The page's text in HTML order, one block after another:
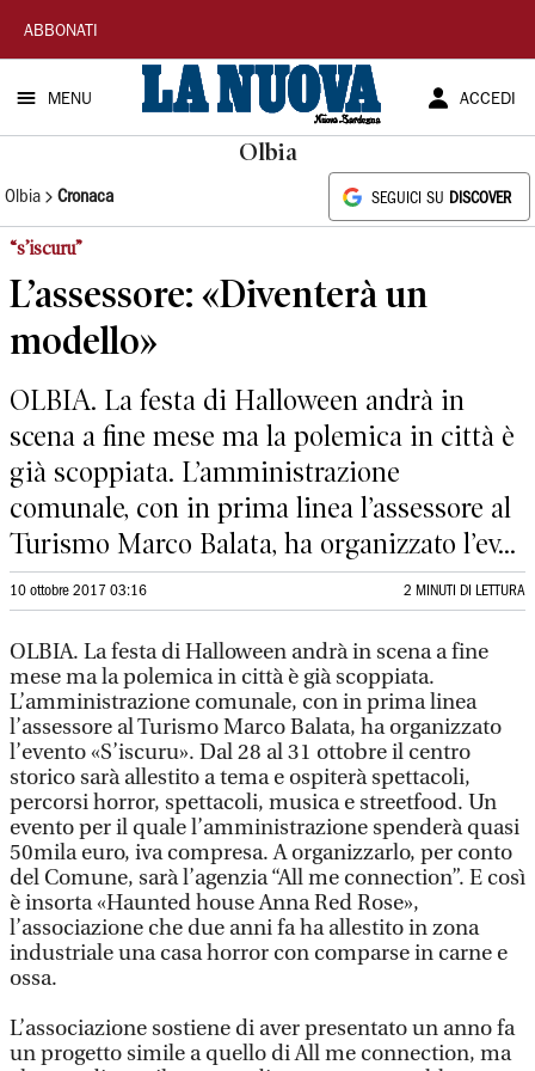
La
Nuova
Sardegna
ABBONATI
MENU ACCEDI
Olbia
Olbia Cronaca SEGUICI SU DISCOVER
“s’iscuru”
L’assessore: «Diventerà un
modello»
OLBIA. La festa di Halloween andrà in
scena a fine mese ma la polemica in città è
già scoppiata. L’amministrazione
comunale, con in prima linea l’assessore al
Turismo Marco Balata, ha organizzato l’ev...
10 ottobre 2017 03:16 2 MINUTI DI LETTURA
OLBIA. La festa di Halloween andrà in scena a fine
mese ma la polemica in città è già scoppiata.
L’amministrazione comunale, con in prima linea
l’assessore al Turismo Marco Balata, ha organizzato
l’evento «S’iscuru». Dal 28 al 31 ottobre il centro
storico sarà allestito a tema e ospiterà spettacoli,
percorsi horror, spettacoli, musica e streetfood. Un
evento per il quale l’amministrazione spenderà quasi
50mila euro, iva compresa. A organizzarlo, per conto
del Comune, sarà l’agenzia “All me connection”. E così
è insorta «Haunted house Anna Red Rose»,
l’associazione che due anni fa ha allestito in zona
industriale una casa horror con comparse in carne e
ossa.
L’associazione sostiene di aver presentato un anno fa
un progetto simile a quello di All me connection, ma